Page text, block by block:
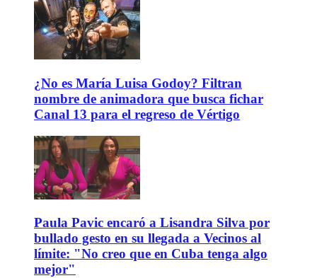
¿No es María Luisa Godoy? Filtran
nombre de animadora que busca fichar
Canal 13 para el regreso de Vértigo
Paula Pavic encaró a Lisandra Silva por
bullado gesto en su llegada a Vecinos al
límite: "No creo que en Cuba tenga algo
mejor"